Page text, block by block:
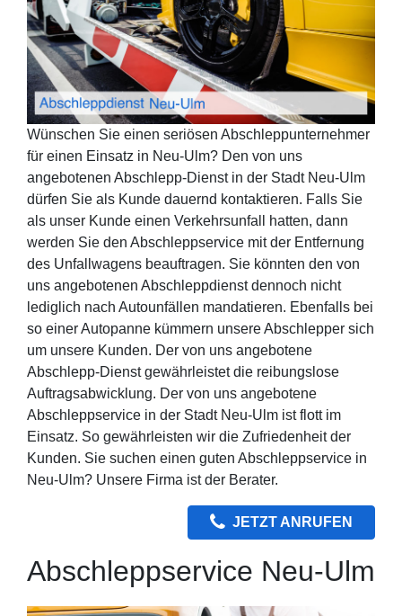
Wünschen Sie einen seriösen Abschleppunternehmer
für einen Einsatz in Neu-Ulm? Den von uns
angebotenen Abschlepp-Dienst in der Stadt Neu-Ulm
dürfen Sie als Kunde dauernd kontaktieren. Falls Sie
als unser Kunde einen Verkehrsunfall hatten, dann
werden Sie den Abschleppservice mit der Entfernung
des Unfallwagens beauftragen. Sie könnten den von
uns angebotenen Abschleppdienst dennoch nicht
lediglich nach Autounfällen mandatieren. Ebenfalls bei
so einer Autopanne kümmern unsere Abschlepper sich
um unsere Kunden. Der von uns angebotene
Abschlepp-Dienst gewährleistet die reibungslose
Auftragsabwicklung. Der von uns angebotene
Abschleppservice in der Stadt Neu-Ulm ist flott im
Einsatz. So gewährleisten wir die Zufriedenheit der
Kunden. Sie suchen einen guten Abschleppservice in
Neu-Ulm? Unsere Firma ist der Berater.
JETZT ANRUFEN
Abschleppservice Neu-Ulm